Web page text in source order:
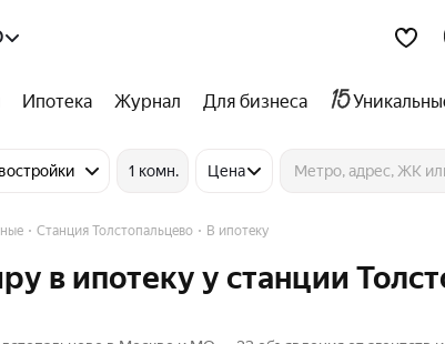
Ипотека Журнал Для бизнеса
1 комн. Цена
Станция Толстопальцево В ипотеку
в ипотеку у станции